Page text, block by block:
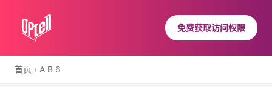
免费获取访问权限
首页 › A B 6